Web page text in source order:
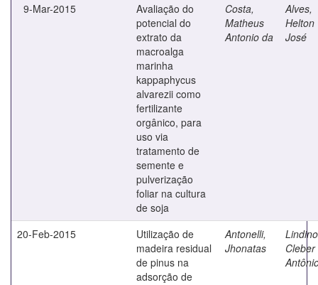
9-Mar-2015
Avaliação do
potencial do
extrato da
macroalga
marinha
kappaphycus
alvarezii como
fertilizante
orgânico, para
uso via
tratamento de
semente e
pulverização
foliar na cultura
de soja
Costa,
Matheus
Antonio da
Alves,
Helton
José
20-Feb-2015
Utilização de
madeira residual
de pinus na
adsorção de
Antonelli,
Jhonatas
Cleber